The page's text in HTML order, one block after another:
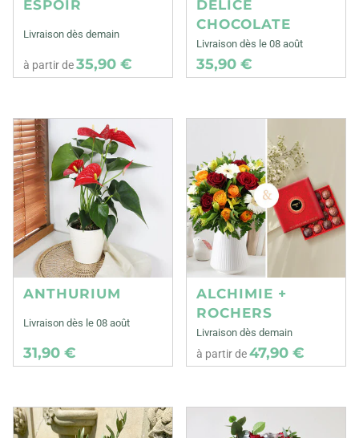
ESPOIR
Livraison dès demain
à partir de35,90 €
DELICE
CHOCOLATE
Livraison dès le 08 août
35,90 €
ANTHURIUM
Livraison dès le 08 août
31,90 €
ALCHIMIE +
ROCHERS
Livraison dès demain
à partir de47,90 €